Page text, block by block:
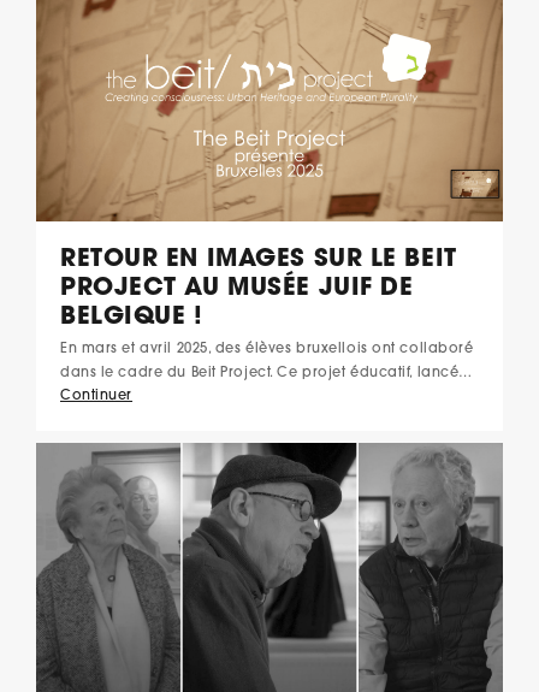
RETOUR EN IMAGES SUR LE BEIT
PROJECT AU MUSÉE JUIF DE
BELGIQUE !
En mars et avril 2025, des élèves bruxellois ont collaboré
dans le cadre du Beit Project. Ce projet éducatif, lancé…
Continuer